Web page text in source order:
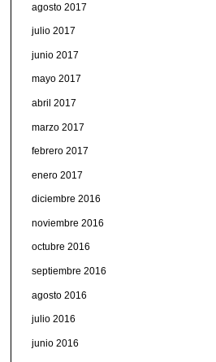
agosto 2017
julio 2017
junio 2017
mayo 2017
abril 2017
marzo 2017
febrero 2017
enero 2017
diciembre 2016
noviembre 2016
octubre 2016
septiembre 2016
agosto 2016
julio 2016
junio 2016